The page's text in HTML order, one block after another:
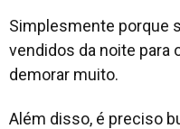
Simplesmente porque
vendidos da noite para
demorar muito.
Além disso, é preciso